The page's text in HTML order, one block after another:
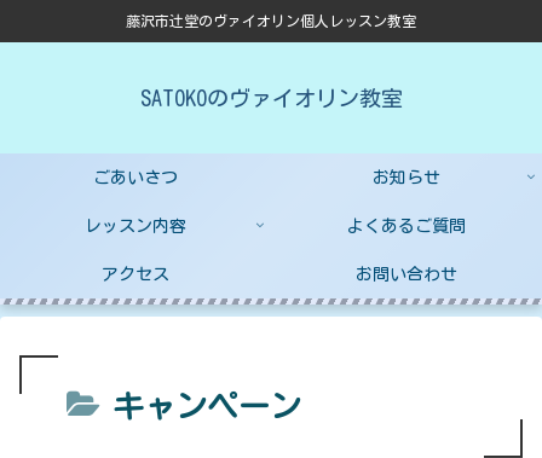
藤沢市辻堂のヴァイオリン個人レッスン教室
SATOKOのヴァイオリン教室
ごあいさつ お知らせ
レッスン内容 よくあるご質問
アクセス お問い合わせ
キャンペーン